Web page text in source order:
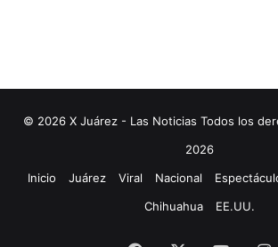
© 2026 X Juárez - Las Noticias Todos los
2026
Inicio
Juárez Viral Nacional
Chihuahua
EE.UU.